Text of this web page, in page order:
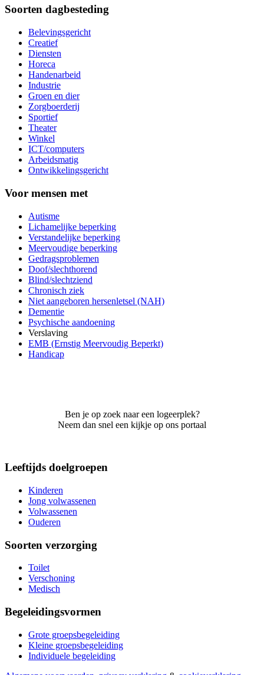
Soorten dagbesteding
Belevingsgericht
Creatief
Diensten
Horeca
Handenarbeid
Industrie
Groen en dier
Zorgboerderij
Sportief
Theater
Winkel
ICT/computers
Arbeidsmatig
Ontwikkelingsgericht
Voor mensen met
Autisme
Lichamelijke beperking
Verstandelijke beperking
Meervoudige beperking
Gedragsproblemen
Doof/slechthorend
Blind/slechtziend
Chronisch ziek
Niet aangeboren hersenletsel (NAH)
Dementie
Psychische aandoening
Verslaving
EMB (Ernstig Meervoudig Beperkt)
Handicap
Ben je op zoek naar een logeerplek?
Neem dan snel een kijkje op ons portaal
Leeftijds doelgroepen
Kinderen
Jong volwassenen
Volwassenen
Ouderen
Soorten verzorging
Toilet
Verschoning
Medisch
Begeleidingsvormen
Grote groepsbegeleiding
Kleine groepsbegeleiding
Individuele begeleiding